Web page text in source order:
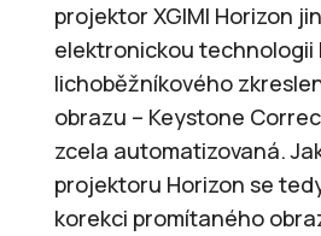
projektor XGIMI Horizon
elektronickou technologii
lichoběžníkového
obrazu – Keystone
zcela automatizovaná.
projektoru Horizon se
korekci promítaného